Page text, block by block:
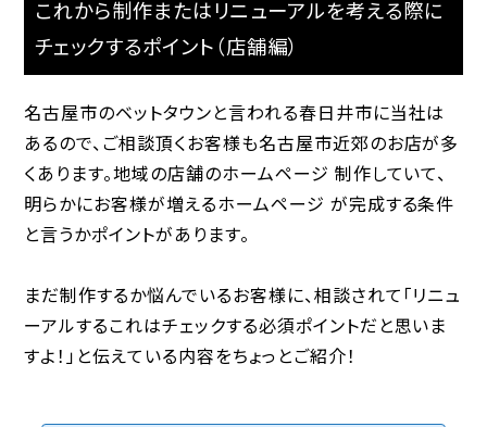
これから制作またはリニューアルを考える際に
チェックするポイント（店舗編）
名古屋市のベットタウンと言われる春日井市に当社は
あるので、ご相談頂くお客様も名古屋市近郊のお店が多
くあります。地域の店舗のホームページ 制作していて、
明らかにお客様が増えるホームページ が完成する条件
と言うかポイントがあります。
まだ制作するか悩んでいるお客様に、相談されて「リニュ
ーアルするこれはチェックする必須ポイントだと思いま
すよ！」と伝えている内容をちょっとご紹介！